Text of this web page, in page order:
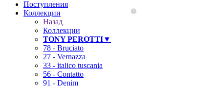
Поступления
Коллекции
Назад
Коллекции
TONY PEROTTI▼
78 - Bruciato
27 - Vernazza
33 - italico tuscania
56 - Contatto
91 - Denim